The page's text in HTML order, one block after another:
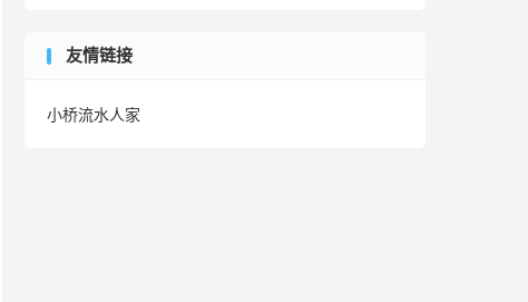
友情链接
小桥流水人家